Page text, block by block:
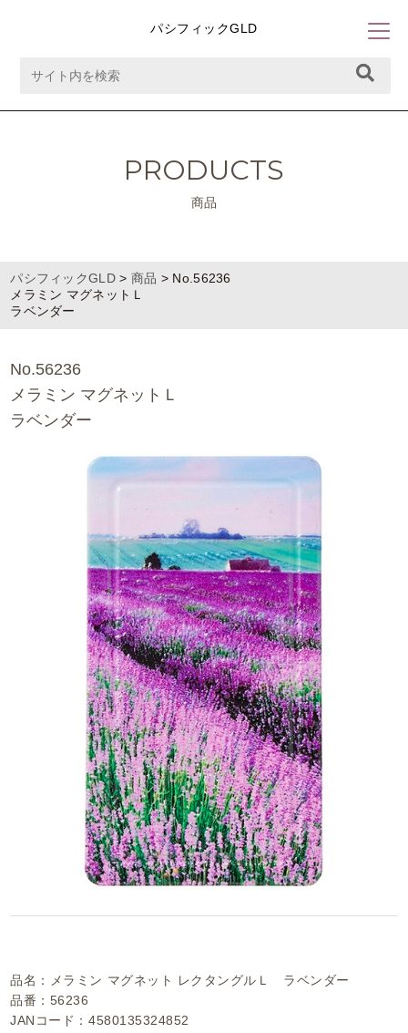
パシフィックGLD
PRODUCTS
商品
パシフィックGLD> 商品 > No.56236
メラミン マグネットＬ
ラベンダー
No.56236
メラミン マグネットＬ
ラベンダー
品名：メラミン マグネット レクタングルＬ ラベンダー
品番：56236
JANコード：4580135324852